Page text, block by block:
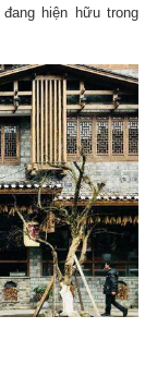
hiện hữu trong